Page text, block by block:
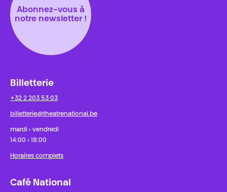
Abonnez-vous à
notre newsletter !
Billetterie
+32 2 203 53 03
billetterie@theatrenational.be
mardi › vendredi
14:00 › 18:00
Horaires complets
Café National